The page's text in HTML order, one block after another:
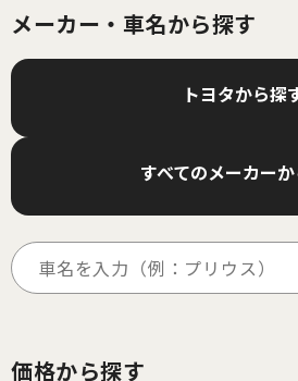
メーカー・車名から探す
トヨタから探
すべてのメーカー
価格から探す